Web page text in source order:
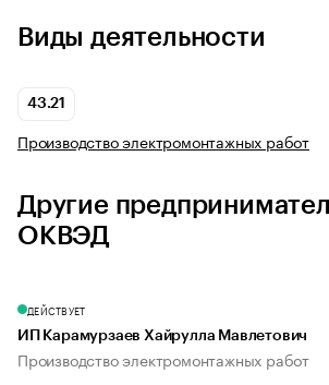
Виды деятельности
43.21
Производство электромонтажных работ
Другие
ОКВЭД
ДЕЙСТВУЕТ
ИП Карамурзаев Хайрулла Мавлетович
Производство электромонтажных работ